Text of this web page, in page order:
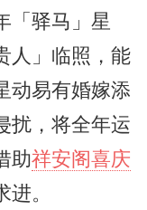
「驿马」星
人」临照，能
动易有婚嫁添
扰，将全年运
助祥安阁喜庆
。